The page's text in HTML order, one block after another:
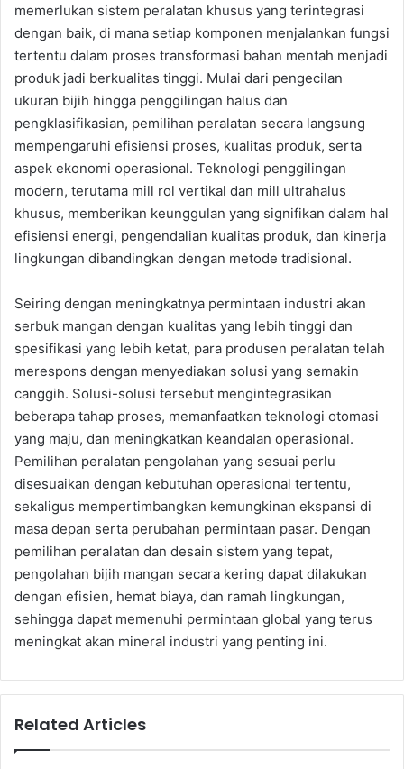
memerlukan sistem peralatan khusus yang terintegrasi
dengan baik, di mana setiap komponen menjalankan fungsi
tertentu dalam proses transformasi bahan mentah menjadi
produk jadi berkualitas tinggi. Mulai dari pengecilan
ukuran bijih hingga penggilingan halus dan
pengklasifikasian, pemilihan peralatan secara langsung
mempengaruhi efisiensi proses, kualitas produk, serta
aspek ekonomi operasional. Teknologi penggilingan
modern, terutama mill rol vertikal dan mill ultrahalus
khusus, memberikan keunggulan yang signifikan dalam hal
efisiensi energi, pengendalian kualitas produk, dan kinerja
lingkungan dibandingkan dengan metode tradisional.
Seiring dengan meningkatnya permintaan industri akan
serbuk mangan dengan kualitas yang lebih tinggi dan
spesifikasi yang lebih ketat, para produsen peralatan telah
merespons dengan menyediakan solusi yang semakin
canggih. Solusi-solusi tersebut mengintegrasikan
beberapa tahap proses, memanfaatkan teknologi otomasi
yang maju, dan meningkatkan keandalan operasional.
Pemilihan peralatan pengolahan yang sesuai perlu
disesuaikan dengan kebutuhan operasional tertentu,
sekaligus mempertimbangkan kemungkinan ekspansi di
masa depan serta perubahan permintaan pasar. Dengan
pemilihan peralatan dan desain sistem yang tepat,
pengolahan bijih mangan secara kering dapat dilakukan
dengan efisien, hemat biaya, dan ramah lingkungan,
sehingga dapat memenuhi permintaan global yang terus
meningkat akan mineral industri yang penting ini.
Related Articles